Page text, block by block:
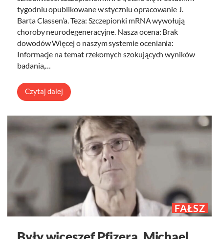
tygodniu opublikowane w styczniu opracowanie J.
Barta Classen’a. Teza: Szczepionki mRNA wywołują
choroby neurodegeneracyjne. Nasza ocena: Brak
dowodów Więcej o naszym systemie oceniania:
Informacje na temat rzekomych szokujących wyników
badania,…
Czytaj dalej
FAŁSZ